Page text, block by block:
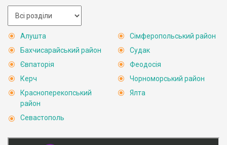
Алушта
Бахчисарайський район
Євпаторія
Керч
Красноперекопський
район
Севастополь
Сімферопольський район
Судак
Феодосія
Чорноморський район
Ялта